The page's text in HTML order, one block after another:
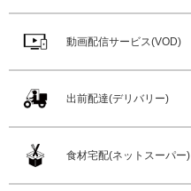
動画配信サービス(VOD)
出前配達(デリバリー)
食材宅配(ネットスーパー)